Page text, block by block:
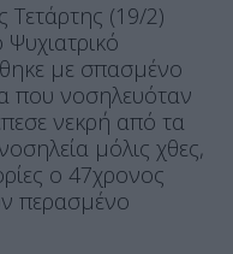
Τετάρτης (19/2)
με σπασμένο
που νοσηλευόταν
νεκρή από τα
μόλις χθες,
ο 47χρονος
περασμένο